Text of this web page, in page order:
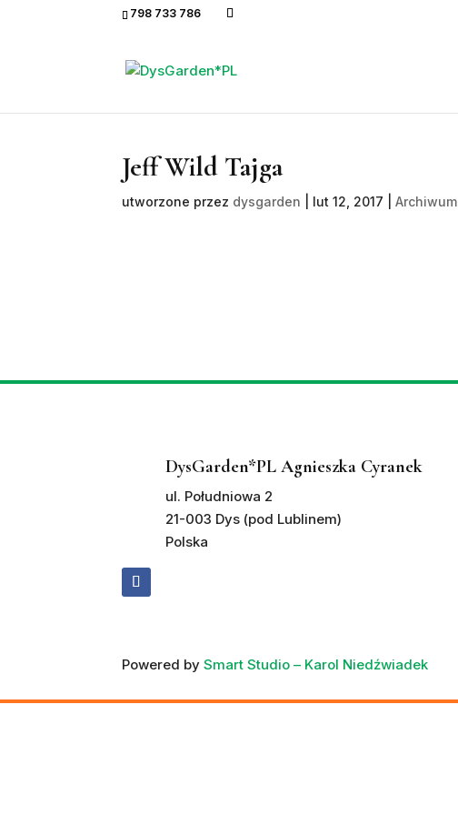
798 733 786
Jeff Wild Tajga
utworzone przez dysgarden lut 12, 2017 |Archiwum
DysGarden*PL Agnieszka Cyranek
ul. Południowa 2
21-003 Dys (pod Lublinem)
Polska
Powered bySmart Studio – Karol Niedźwiadek